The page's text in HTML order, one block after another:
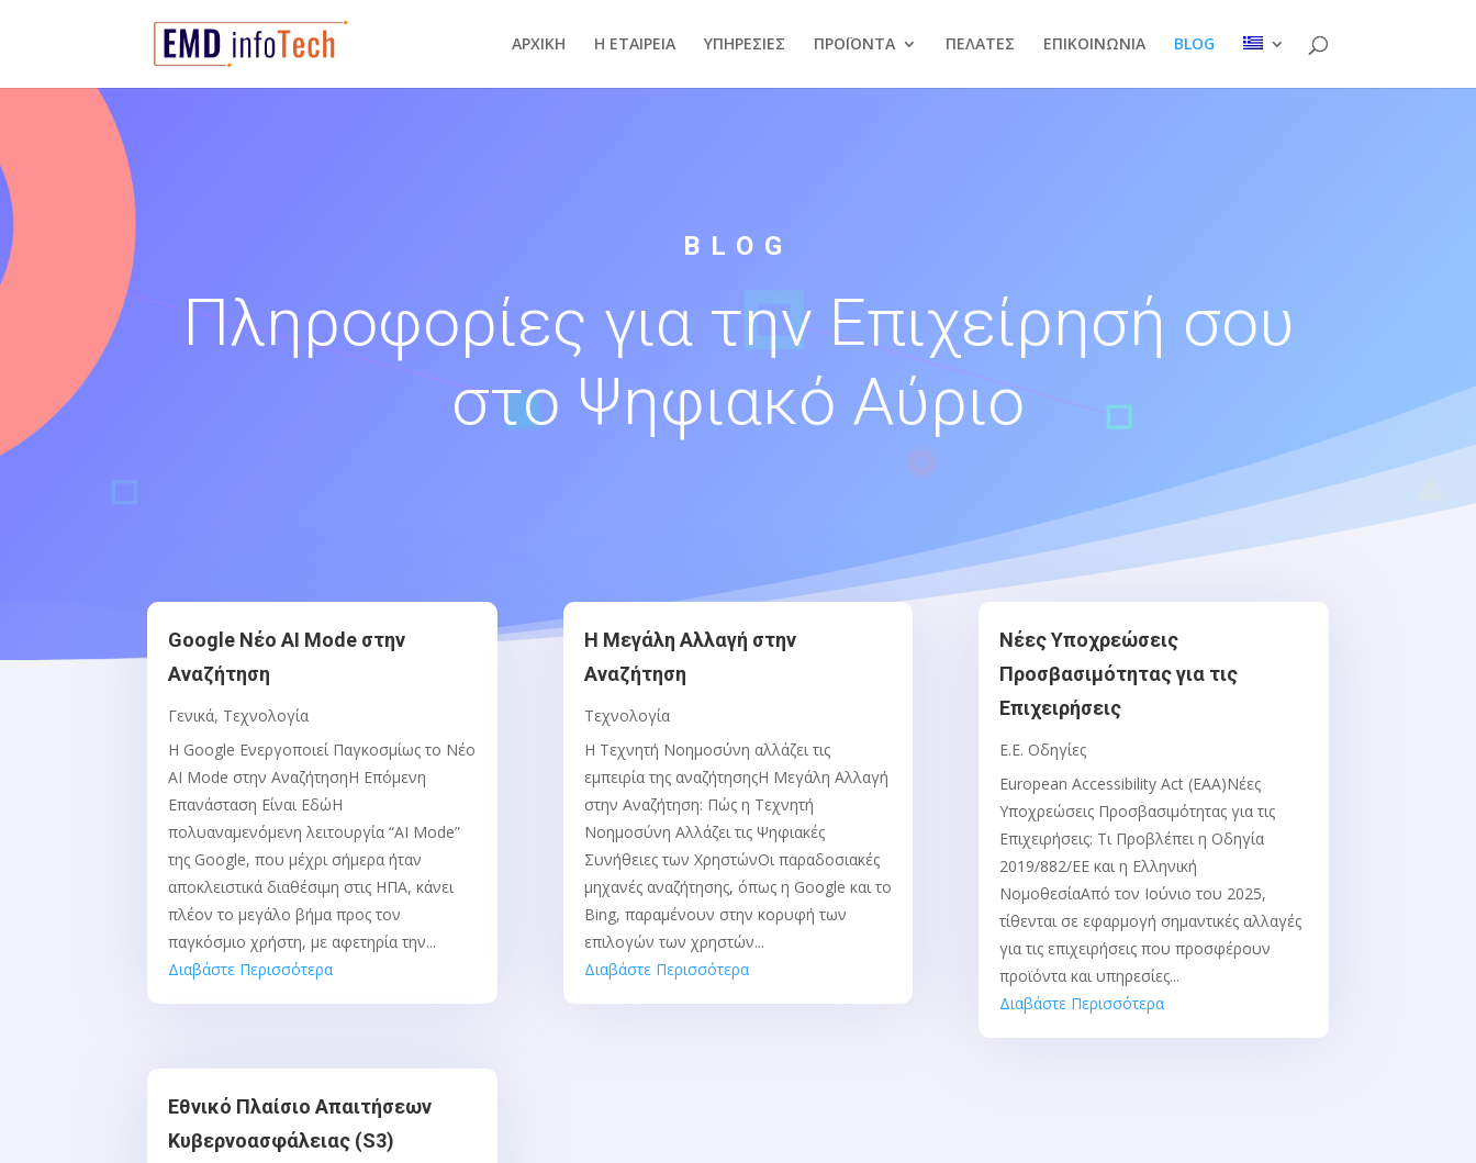
ΑΡΧΙΚΗ Η ΕΤΑΙΡΕΙΑ ΥΠΗΡΕΣΙΕΣ ΠΡΟΪΟΝΤΑ ΠΕΛΑΤΕΣ ΕΠΙΚΟΙΝΩΝΙΑ BLOG
BLOG
Πληροφορίες για την Επιχείρησή σου
στο Ψηφιακό Αύριο
Google Νέο AI Mode στην
Αναζήτηση
Γενικά, Τεχνολογία
Η Google Ενεργοποιεί Παγκοσμίως το Νέο
AI Mode στην ΑναζήτησηΗ Επόμενη
Επανάσταση Είναι ΕδώΗ
πολυαναμενόμενη λειτουργία “AI Mode”
της Google, που μέχρι σήμερα ήταν
αποκλειστικά διαθέσιμη στις ΗΠΑ, κάνει
πλέον το μεγάλο βήμα προς τον
παγκόσμιο χρήστη, με αφετηρία την...
Διαβάστε Περισσότερα
Εθνικό Πλαίσιο Απαιτήσεων
Κυβερνοασφάλειας (S3)
Η Μεγάλη Αλλαγή στην
Αναζήτηση
Τεχνολογία
Η Τεχνητή Νοημοσύνη αλλάζει τις
εμπειρία της αναζήτησηςΗ Μεγάλη Αλλαγή
στην Αναζήτηση: Πώς η Τεχνητή
Νοημοσύνη Αλλάζει τις Ψηφιακές
Συνήθειες των ΧρηστώνΟι παραδοσιακές
μηχανές αναζήτησης, όπως η Google και το
Bing, παραμένουν στην κορυφή των
επιλογών των χρηστών...
Διαβάστε Περισσότερα
Νέες Υποχρεώσεις
Προσβασιμότητας για τις
Επιχειρήσεις
Ε.Ε. Οδηγίες
European Accessibility Act (EAA)Νέες
Υποχρεώσεις Προσβασιμότητας για τις
Επιχειρήσεις: Τι Προβλέπει η Οδηγία
2019/882/ΕΕ και η Ελληνική
ΝομοθεσίαΑπό τον Ιούνιο του 2025,
τίθενται σε εφαρμογή σημαντικές αλλαγές
για τις επιχειρήσεις που προσφέρουν
προϊόντα και υπηρεσίες...
Διαβάστε Περισσότερα